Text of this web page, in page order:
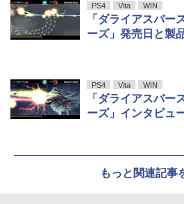
PS4 Vita WIN
「ダライアスバー
ーズ」発売日と製
PS4 Vita WIN
「ダライアスバー
ーズ」インタビュ
もっと関連記事